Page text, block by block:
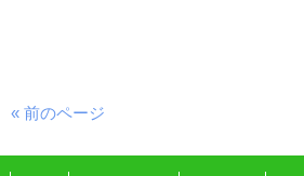
« 前のページ